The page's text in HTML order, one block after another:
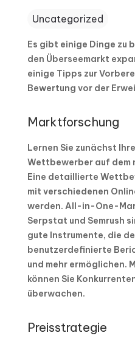
Uncategorized
Es gibt einige Dinge zu
den Überseemarkt
einige Tipps zur
Bewertung vor der
Marktforschung
Lernen Sie zunächst
Wettbewerber auf dem
Eine detaillierte
mit verschiedenen
werden. All-in-One-
Serpstat und Semrush
gute Instrumente, die
benutzerdefinierte
und mehr ermöglichen.
können Sie
überwachen.
Preisstrategie